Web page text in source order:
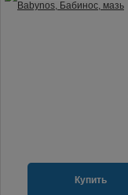
Купить